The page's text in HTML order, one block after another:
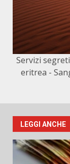
Servizi
eritrea -
LEGGI ANCHE